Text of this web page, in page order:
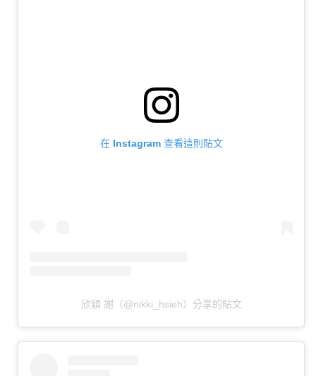
在 Instagram 查看這則貼文
欣穎 謝（@nikki_hsieh）分享的貼文